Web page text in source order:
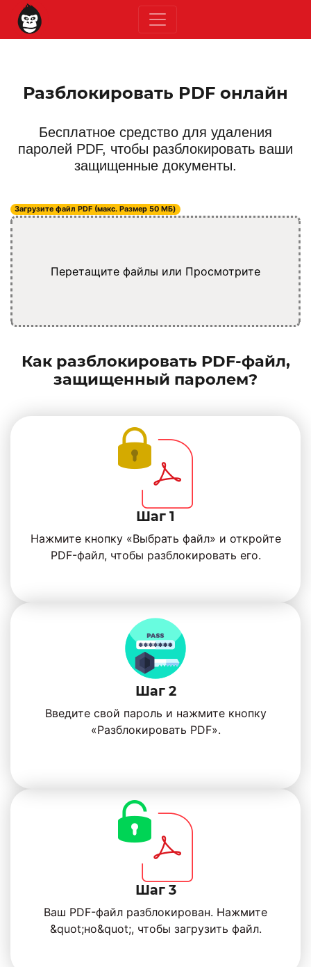
Разблокировать PDF онлайн
Бесплатное средство для удаления
паролей PDF, чтобы разблокировать ваши
защищенные документы.
Загрузите файл PDF (макс. Размер 50 МБ)
Перетащите файлы или Просмотрите
Как разблокировать PDF-файл,
защищенный паролем?
Шаг 1
Нажмите кнопку «Выбрать файл» и откройте
PDF-файл, чтобы разблокировать его.
Шаг 2
Введите свой пароль и нажмите кнопку
«Разблокировать PDF».
Шаг 3
Ваш PDF-файл разблокирован. Нажмите
&quot;но&quot;, чтобы загрузить файл.